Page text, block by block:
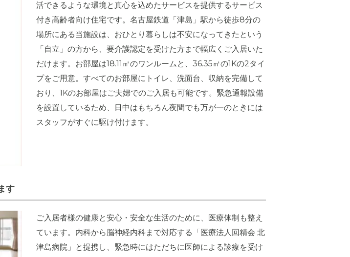
活できるような環境と真心を込めたサービスを提供するサービス
付き高齢者向け住宅です。名古屋鉄道「津島」駅から徒歩8分の
場所にある当施設は、おひとり暮らしは不安になってきたという
「自立」の方から、要介護認定を受けた方まで幅広くご入居いた
だけます。お部屋は18.11㎡のワンルームと、36.35㎡の1Kの2タイ
プをご用意。すべてのお部屋にトイレ、洗面台、収納を完備して
おり、1Kのお部屋はご夫婦でのご入居も可能です。緊急通報設備
を設置しているため、日中はもちろん夜間でも万が一のときには
スタッフがすぐに駆け付けます。
す
ご入居者様の健康と安心・安全な生活のために、医療体制も整え
ています。内科から脳神経内科まで対応する「医療法人回精会 北
津島病院」と提携し、緊急時にはただちに医師による診療を受け